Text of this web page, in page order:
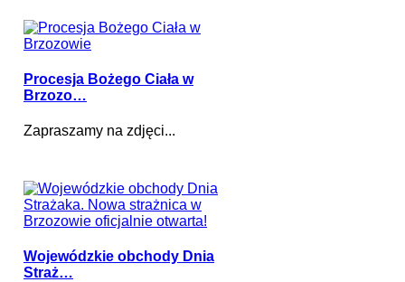
Procesja Bożego Ciała w
Brzozo…
Zapraszamy na zdjęci...
Wojewódzkie obchody Dnia
Straż…